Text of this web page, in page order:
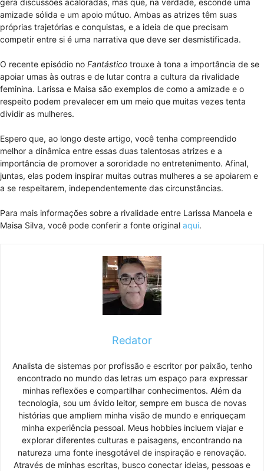
amizade sólida e um apoio mútuo. Ambas as atrizes têm suas
próprias trajetórias e conquistas, e a ideia de que precisam
competir entre si é uma narrativa que deve ser desmistificada.
O recente episódio no Fantástico trouxe à tona a importância de se
apoiar umas às outras e de lutar contra a cultura da rivalidade
feminina. Larissa e Maisa são exemplos de como a amizade e o
respeito podem prevalecer em um meio que muitas vezes tenta
dividir as mulheres.
Espero que, ao longo deste artigo, você tenha compreendido
melhor a dinâmica entre essas duas talentosas atrizes e a
importância de promover a sororidade no entretenimento. Afinal,
juntas, elas podem inspirar muitas outras mulheres a se apoiarem e
a se respeitarem, independentemente das circunstâncias.
Para mais informações sobre a rivalidade entre Larissa Manoela e
Maisa Silva, você pode conferir a fonte original aqui.
Redator
Analista de sistemas por profissão e escritor por paixão, tenho
encontrado no mundo das letras um espaço para expressar
minhas reflexões e compartilhar conhecimentos. Além da
tecnologia, sou um ávido leitor, sempre em busca de novas
histórias que ampliem minha visão de mundo e enriqueçam
minha experiência pessoal. Meus hobbies incluem viajar e
explorar diferentes culturas e paisagens, encontrando na
natureza uma fonte inesgotável de inspiração e renovação.
Através de minhas escritas, busco conectar ideias, pessoas e